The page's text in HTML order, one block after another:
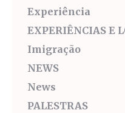
Experiência
EXPERIÊNCIAS E
Imigração
NEWS
News
PALESTRAS